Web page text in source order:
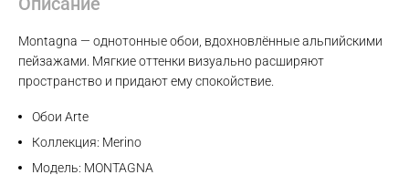
Montagna — однотонные обои, вдохновлённые альпийскими
пейзажами. Мягкие оттенки визуально расширяют
пространство и придают ему спокойствие.
Обои Arte
Коллекция: Merino
Модель: MONTAGNA